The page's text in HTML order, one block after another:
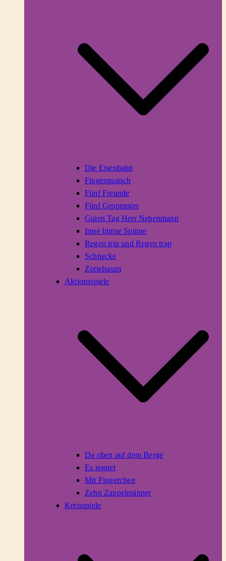
Die Eisenbahn
Fingerquatsch
Fünf Freunde
Fünf Gespenster
Guten Tag Herr Nebenmann
Imse bimse Spinne
Regen trip und Regen trap
Schnecke
Zottelsaum
Aktionsspiele
Da oben auf dem Berge
Es regnet
Mit Fingerchen
Zehn Zappelmänner
Kreisspiele